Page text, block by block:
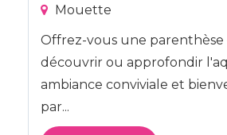
Mouette
Offrez-vous une
découvrir ou approfondir
ambiance conviviale et
par...